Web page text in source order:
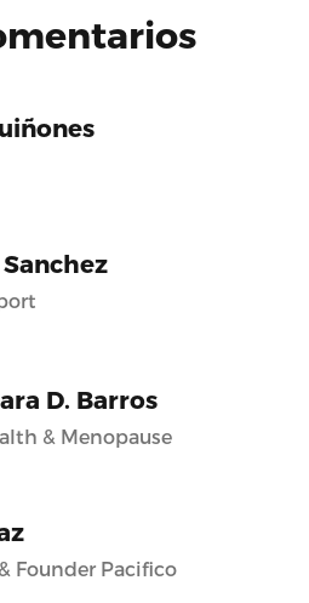
D. Barros
& Menopause
Founder Pacifico